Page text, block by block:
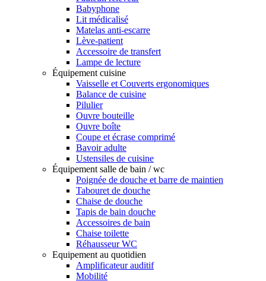
Babyphone
Lit médicalisé
Matelas anti-escarre
Lève-patient
Accessoire de transfert
Lampe de lecture
Équipement cuisine
Vaisselle et Couverts ergonomiques
Balance de cuisine
Pilulier
Ouvre bouteille
Ouvre boîte
Coupe et écrase comprimé
Bavoir adulte
Ustensiles de cuisine
Équipement salle de bain / wc
Poignée de douche et barre de maintien
Tabouret de douche
Chaise de douche
Tapis de bain douche
Accessoires de bain
Chaise toilette
Réhausseur WC
Equipement au quotidien
Amplificateur auditif
Mobilité